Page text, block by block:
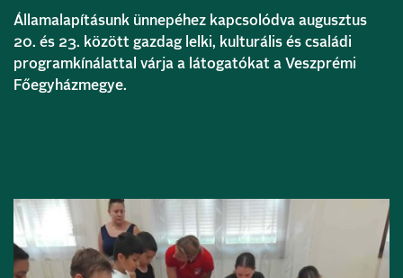
Államalapításunk ünnepéhez kapcsolódva augusztus
20. és 23. között gazdag lelki, kulturális és családi
programkínálattal várja a látogatókat a Veszprémi
Főegyházmegye.